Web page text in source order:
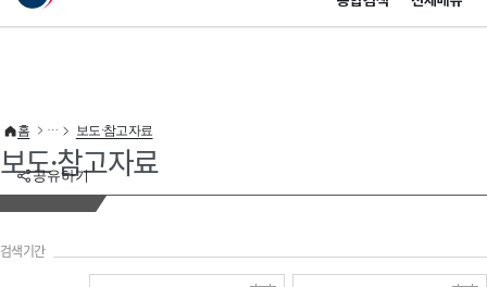
이 누리집은 대한민국 공식 전자정부 누리집입니다.
공유하기
홈 보도·참고자료
보도·참고자료
검색기간